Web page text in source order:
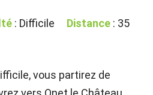
: Difficile Distance : 35
vous partirez de